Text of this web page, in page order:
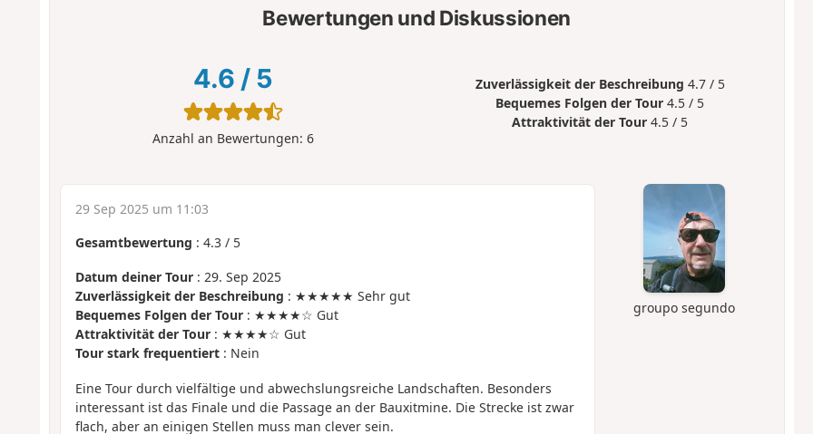
Bewertungen und Diskussionen
4.6 / 5
Anzahl an Bewertungen: 6
Zuverlässigkeit der Beschreibung 4.7 / 5
Bequemes Folgen der Tour 4.5 / 5
Attraktivität der Tour 4.5 / 5
groupo segundo
29 Sep 2025 um 11:03
Gesamtbewertung : 4.3/ 5
Datum deiner Tour: 29. Sep 2025
Zuverlässigkeit der Beschreibung : ★★★★★ Sehr gut
Bequemes Folgen der Tour: ★★★★☆ Gut
Attraktivität der Tour: ★★★★☆ Gut
Tour stark frequentiert: Nein
Eine Tour durch vielfältige und abwechslungsreiche Landschaften. Besonders
interessant ist das Finale und die Passage an der Bauxitmine. Die Strecke ist zwar
flach, aber an einigen Stellen muss man clever sein.